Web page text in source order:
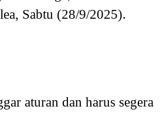
Sabtu (28/9/2025).
aturan dan harus segera